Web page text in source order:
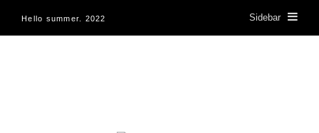
Hello summer. 2022 Sidebar